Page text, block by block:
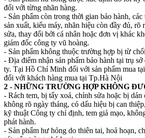
đối với từng nhãn hàng.
- Sản phẩm còn trong thời gian bảo hành,
sản xuất, kiểu máy, nhãn hiệu còn đầy đủ, rõ
sửa, thay đổi bởi cá nhân hoặc đơn vị khác
giám đốc công ty vũ hoàng.
- Sản phẩm không thuộc trường hợp bị từ
- Địa điểm nhận sản phẩm bảo hành tại trụ
ty. Tại Hồ Chí Minh đối với sản phẩm mua
đối với khách hàng mua tại Tp.Hà Nội
2 - NHỮNG TRƯỜNG HỢP KHÔNG
- Rách tem, bị tẩy xoá, chỉnh sửa hoặc bị dán
không rõ ngày tháng, có dấu hiệu bị can
kỹ thuật Công ty chỉ định, tem giả mạo,
phát hành.
- Sản phẩm hư hỏng do thiên tai, hoả hoạn,